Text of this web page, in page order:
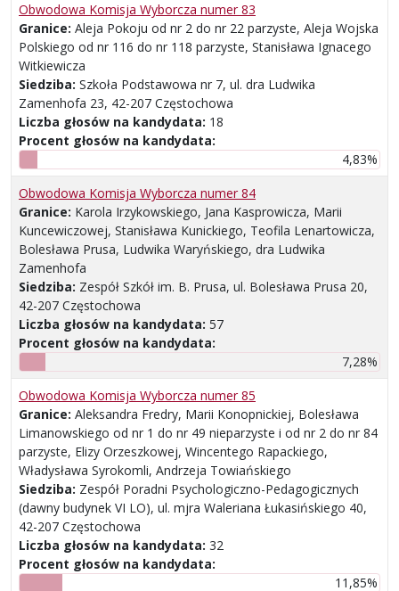
Obwodowa Komisja Wyborcza numer 83
Granice: Aleja Pokoju od nr 2 do nr 22 parzyste, Aleja Wojska
Polskiego od nr 116 do nr 118 parzyste, Stanisława Ignacego
Witkiewicza
Siedziba: Szkoła Podstawowa nr 7, ul. dra Ludwika
Zamenhofa 23, 42-207 Częstochowa
Liczba głosów na kandydata: 18
Procent głosów na kandydata:
4,83%
Obwodowa Komisja Wyborcza numer 84
Granice: Karola Irzykowskiego, Jana Kasprowicza, Marii
Kuncewiczowej, Stanisława Kunickiego, Teofila Lenartowicza,
Bolesława Prusa, Ludwika Waryńskiego, dra Ludwika
Zamenhofa
Siedziba: Zespół Szkół im. B. Prusa, ul. Bolesława Prusa 20,
42-207 Częstochowa
Liczba głosów na kandydata: 57
Procent głosów na kandydata:
7,28%
Obwodowa Komisja Wyborcza numer 85
Granice: Aleksandra Fredry, Marii Konopnickiej, Bolesława
Limanowskiego od nr 1 do nr 49 nieparzyste i od nr 2 do nr 84
parzyste, Elizy Orzeszkowej, Wincentego Rapackiego,
Władysława Syrokomli, Andrzeja Towiańskiego
Siedziba: Zespół Poradni Psychologiczno-Pedagogicznych
(dawny budynek VI LO), ul. mjra Waleriana Łukasińskiego 40,
42-207 Częstochowa
Liczba głosów na kandydata: 32
Procent głosów na kandydata:
11,85%